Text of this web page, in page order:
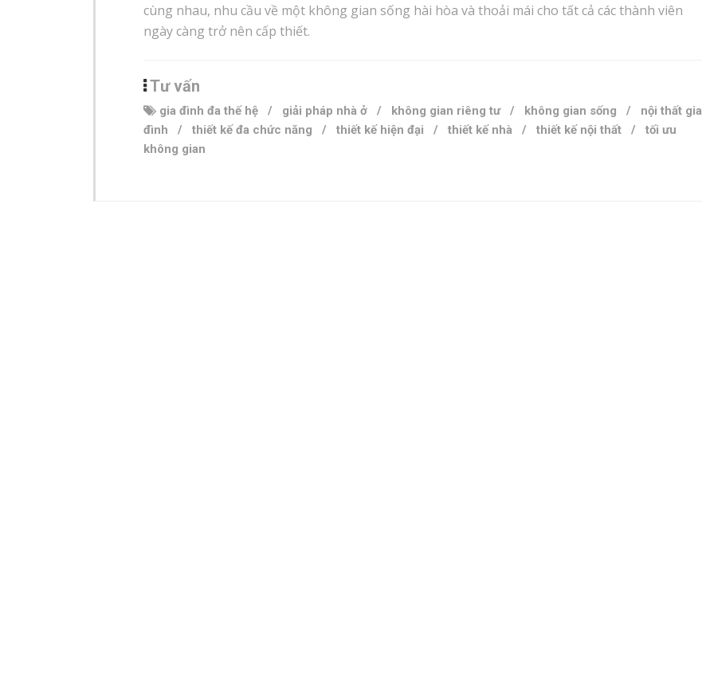
cùng nhau, nhu cầu về một không gian sống hài hòa và thoải mái cho tất cả các thành viên
ngày càng trở nên cấp thiết.
Tư vấn
gia đình đa thế hệ / giải pháp nhà ở / không gian riêng tư/ không gian sống / nội thất gia
đình / thiết kế đa chức năng / thiết kế hiện đại / thiết kế nhà / thiết kế nội thất / tối ưu
không gian